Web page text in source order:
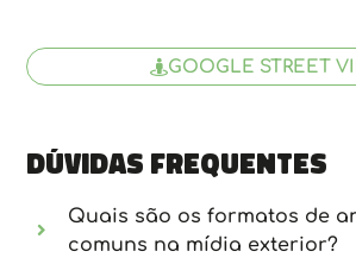
GOOGLE STREET
Dúvidas frequentes
Quais são os formatos de
comuns na mídia exterior?